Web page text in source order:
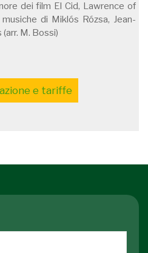
dei film El Cid, Lawrence of
di Miklós Rózsa, Jean-
M. Bossi)
e tariffe